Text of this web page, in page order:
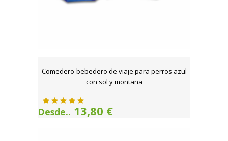
Comedero-bebedero de viaje para perros azul
con sol y montaña
Desde.. 13,80 €